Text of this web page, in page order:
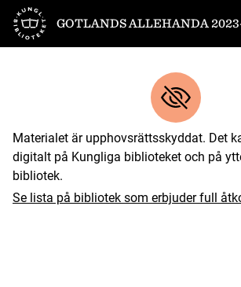
Till startsidan
GOTLANDS ALLEHANDA
Materialet är upphovsrättsskyddat. Det
digitalt på Kungliga biblioteket och på
bibliotek.
Se lista på bibliotek som erbjuder full